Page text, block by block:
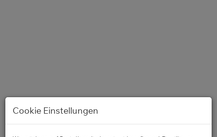
Außenansicht
Cookie Einstellungen